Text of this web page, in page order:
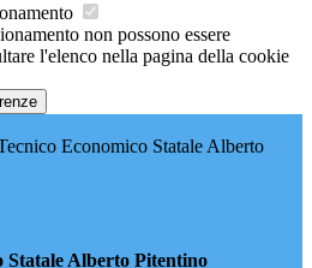
non possono essere
l'elenco nella pagina della cookie
Economico Statale Alberto
Statale Alberto Pitentino